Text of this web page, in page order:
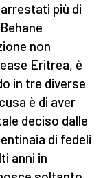
più di
non
Eritrea, è
in tre diverse
è di aver
deciso dalle
di fedeli
anni in